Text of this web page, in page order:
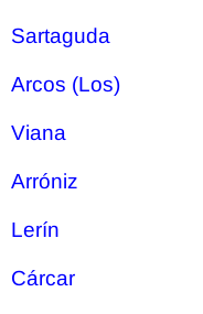
Sartaguda
Arcos (Los)
Viana
Arróniz
Lerín
Cárcar